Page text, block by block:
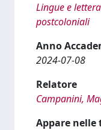
Lingue e
postcoloniali
Anno
2024-07-08
Relatore
Campanini,
Appare nelle